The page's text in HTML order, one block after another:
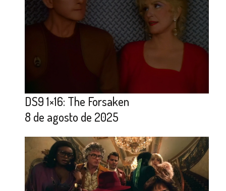
DS9 1×16: The Forsaken
8 de agosto de 2025